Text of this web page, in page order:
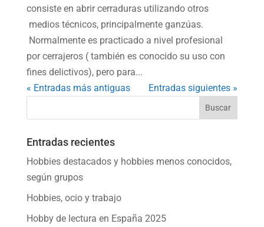
consiste en abrir cerraduras utilizando otros
medios técnicos, principalmente ganzúas.
Normalmente es practicado a nivel profesional
por cerrajeros ( también es conocido su uso con
fines delictivos), pero para...
« Entradas más antiguas
Entradas siguientes »
Entradas recientes
Hobbies destacados y hobbies menos conocidos,
según grupos
Hobbies, ocio y trabajo
Hobby de lectura en España 2025